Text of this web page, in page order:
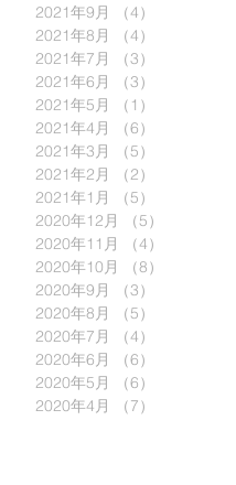
2021年9月
（4）
2021年8月
（4）
2021年7月
（3）
2021年6月
（3）
2021年5月
（1）
2021年4月
（6）
2021年3月
（5）
2021年2月
（2）
2021年1月
（5）
2020年12月
（5）
2020年11月
（4）
2020年10月
（8）
2020年9月
（3）
2020年8月
（5）
2020年7月
（4）
2020年6月
（6）
2020年5月
（6）
2020年4月
（7）